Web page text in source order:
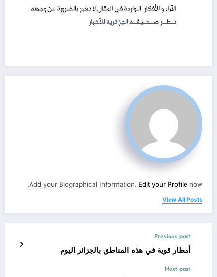
Add your Biographical Information. Edit your Profile now.
View All Posts
Previous post
أمطار قوية في هذه المناطق بالجزائر اليوم
Next post